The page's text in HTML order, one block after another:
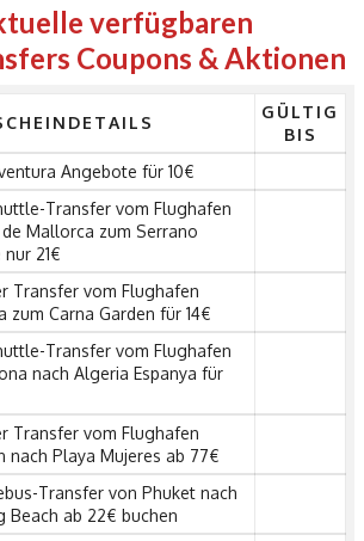
verfügbaren
Coupons & Aktionen
GÜLTIG
BIS
Angebote für 10€
Transfer vom Flughafen
de Mallorca zum Serrano
nur 21€
Transfer vom Flughafen
zum Carna Garden für 14€
Transfer vom Flughafen
nach Algeria Espanya für
Transfer vom Flughafen
nach Playa Mujeres ab 77€
Transfer von Phuket nach
Beach ab 22€ buchen